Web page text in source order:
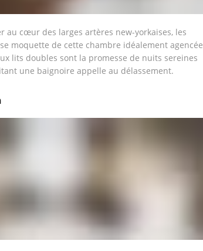
au cœur des larges artères new-yorkaises, les
moquette de cette chambre idéalement agencée
lits doubles sont la promesse de nuits sereines
une baignoire appelle au délassement.